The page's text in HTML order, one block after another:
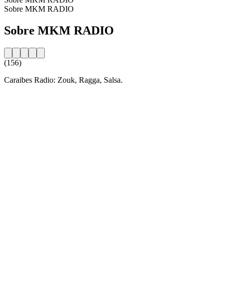
Sobre MKM RADIO
Sobre MKM RADIO
(156)
Caraibes Radio: Zouk, Ragga, Salsa.